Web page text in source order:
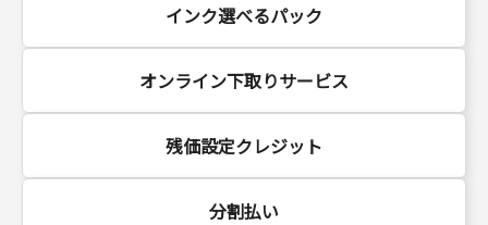
インク選べるパック
オンライン下取りサービス
残価設定クレジット
分割払い